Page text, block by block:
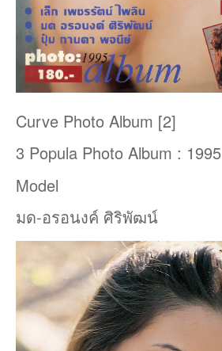
Curve Photo Album [2]
3 Popula Photo Album : 1995
Model
มด-อรอนงค์ ศิริพัฒน์